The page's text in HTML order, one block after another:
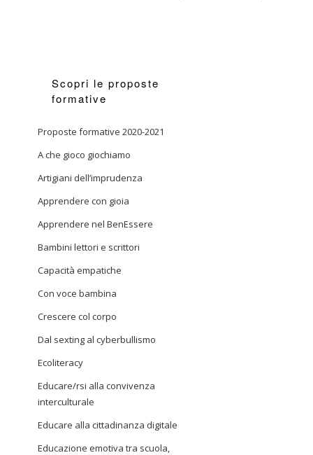
Scopri le proposte
formative
Proposte formative 2020-2021
A che gioco giochiamo
Artigiani dell’imprudenza
Apprendere con gioia
Apprendere nel BenEssere
Bambini lettori e scrittori
Capacità empatiche
Con voce bambina
Crescere col corpo
Dal sexting al cyberbullismo
Ecoliteracy
Educare/rsi alla convivenza
interculturale
Educare alla cittadinanza digitale
Educazione emotiva tra scuola,